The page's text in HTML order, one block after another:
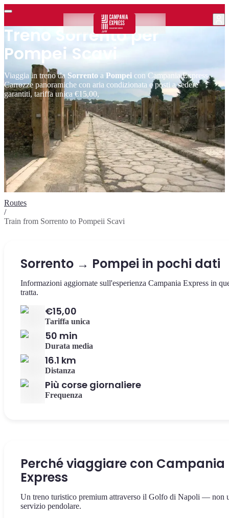
Treno Sorrento per
Pompei Scavi
Viaggia in treno da Sorrento a Pompei con Campania Express,
Carrozze panoramiche con aria condizionata e posti a sedere
garantiti, tariffa unica €15,00,
Routes
/
Train from Sorrento to Pompeii Scavi
Sorrento → Pompei in pochi dati
Informazioni aggiornate sull'esperienza Campania Express in
tratta.
€15,00
Tariffa unica
50 min
Durata media
16.1 km
Distanza
Più corse giornaliere
Frequenza
Perché viaggiare con Campania
Express
Un treno turistico premium attraverso il Golfo di Napoli — non
servizio pendolare.